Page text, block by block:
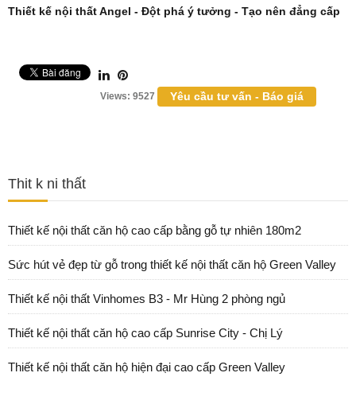
Thiết kế nội thấtAngel - Đột phá ý tưởng - Tạo nên đẳng cấp
Views: 9527 Yêu cầu tư vấn - Báo giá
Thit k ni thất
Thiết kế nội thất căn hộ cao cấp bằng gỗ tự nhiên 180m2
Sức hút vẻ đẹp từ gỗ trong thiết kế nội thất căn hộ Green Valley
Thiết kế nội thất Vinhomes B3 - Mr Hùng 2 phòng ngủ
Thiết kế nội thất căn hộ cao cấp Sunrise City - Chị Lý
Thiết kế nội thất căn hộ hiện đại cao cấp Green Valley